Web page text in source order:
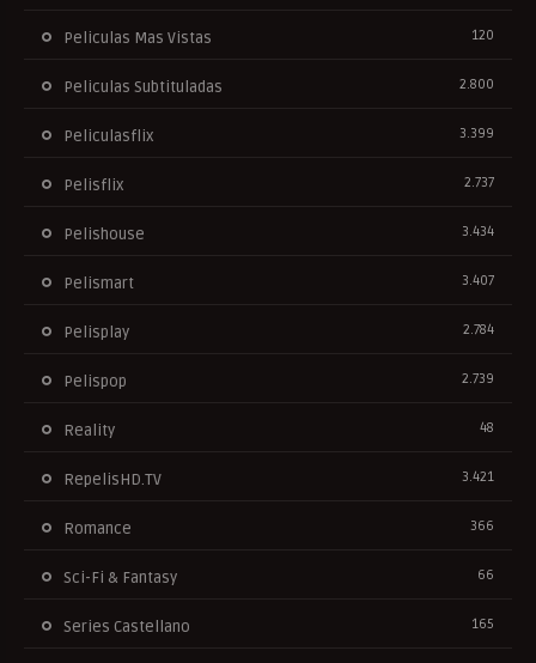
Peliculas Mas Vistas 120
Peliculas Subtituladas 2.800
Peliculasflix 3.399
Pelisflix 2.737
Pelishouse 3.434
Pelismart 3.407
Pelisplay 2.784
Pelispop 2.739
Reality 48
RepelisHD.TV 3.421
Romance 366
Sci-Fi & Fantasy 66
Series Castellano 165